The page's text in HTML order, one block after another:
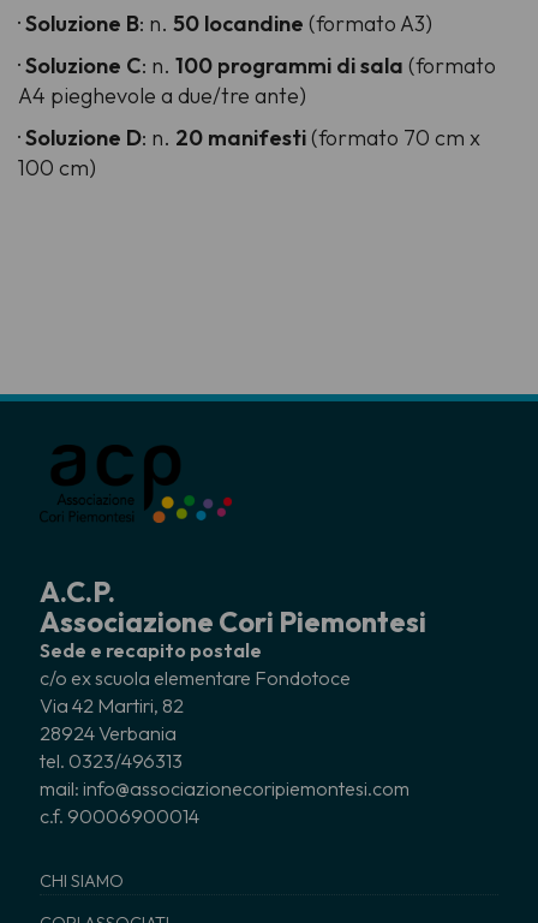
·Soluzione B: n. 50 locandine (formato A3)
·Soluzione C: n. 100 programmi di sala (formato
A4 pieghevole a due/tre ante)
·Soluzione D: n. 20 manifesti(formato 70 cm x
100 cm)
A.C.P.
Associazione Cori Piemontesi
Sede e recapito postale
c/o ex scuola elementare Fondotoce
Via 42 Martiri, 82
28924 Verbania
tel. 0323/496313
mail: info@associazionecoripiemontesi.com
c.f. 90006900014
CHI SIAMO